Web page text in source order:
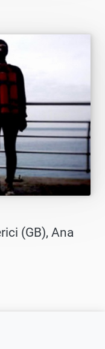
(GB), Ana